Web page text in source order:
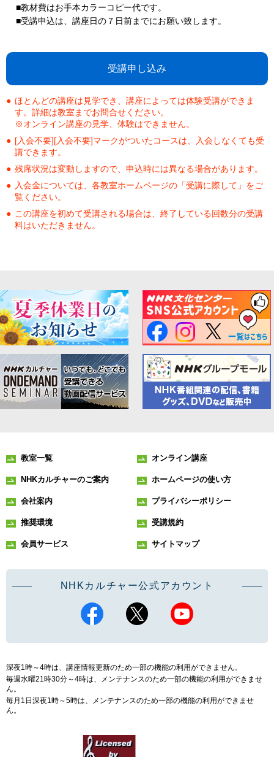
■教材費はお手本カラーコピー代です。
■受講申込は、講座日の７日前までにお願い致します。
受講申し込み
ほとんどの講座は見学でき、講座によっては体験受講ができま
す。詳細は教室までお問合せください。
※オンライン講座の見学、体験はできません。
[入会不要][入会不要]マークがついたコースは、入会しなくても受
講できます。
残席状況は変動しますので、申込時には異なる場合があります。
入会金については、各教室ホームページの「受講に際して」をご
覧ください。
この講座を初めて受講される場合は、終了している回数分の受講
料はいただきません。
教室一覧 オンライン講座
NHKカルチャーのご案内 ホームページの使い方
会社案内 プライバシーポリシー
推奨環境 受講規約
会員サービス サイトマップ
NHKカルチャー公式アカウント
深夜1時～4時は、講座情報更新のため一部の機能の利用ができません。
毎週水曜21時30分～4時は、メンテナンスのため一部の機能の利用ができませ
ん。
毎月1日深夜1時～5時は、メンテナンスのため一部の機能の利用ができませ
ん。